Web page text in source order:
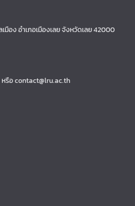
มือง อำเภอเมืองเลย จังหวัดเลย 42000
หรือ contact@lru.ac.th